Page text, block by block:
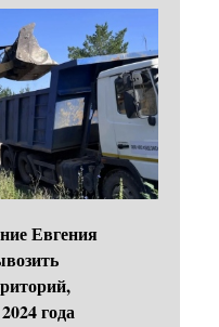
Евгения
года